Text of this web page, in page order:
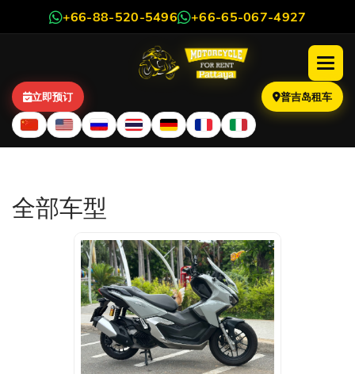
+66-88-520-5496 +66-65-067-4927
立即预订 普吉岛租车
全部车型